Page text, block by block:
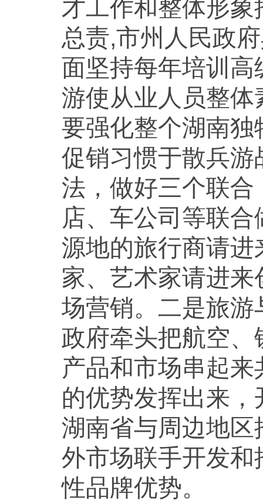
才工作和整体形
总责,市州人民政
面坚持每年培训
游使从业人员整
要强化整个湖南
促销习惯于散兵
法，做好三个联
店、车公司等联
源地的旅行商请
家、艺术家请进
场营销。二是旅
政府牵头把航空、
产品和市场串起
的优势发挥出来
湖南省与周边地
外市场联手开发
性品牌优势。